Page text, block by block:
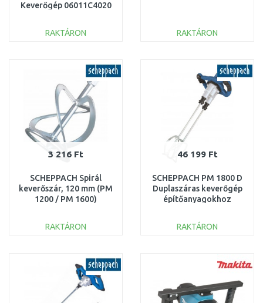
Keverőgép 06011C4020
RAKTÁRON
Összehasonlítás
RAKTÁRON
Összehasonlítás
3 216 Ft
SCHEPPACH Spirál
keverőszár, 120 mm (PM
1200 / PM 1600)
RAKTÁRON
Összehasonlítás
46 199 Ft
SCHEPPACH PM 1800 D
Duplaszáras keverőgép
építőanyagokhoz
RAKTÁRON
Összehasonlítás